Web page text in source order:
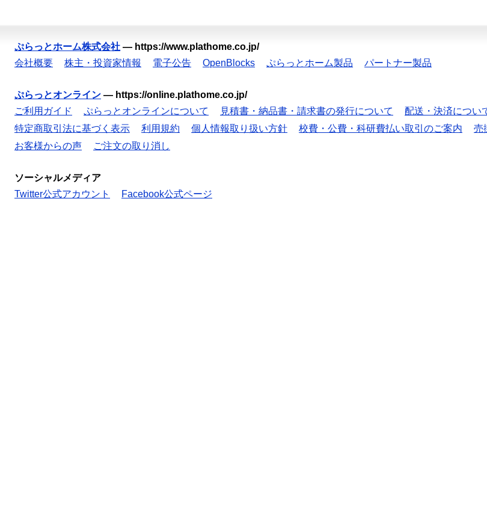
ぷらっとホーム株式会社 — https://www.plathome.co.jp/
会社概要
株主・投資家情報 電子公告 OpenBlocks ぷらっとホーム製品 パートナー製品
ぷらっとオンライン — https://online.plathome.co.jp/
ご利用ガイド
ぷらっとオンラインについて 見積書・納品書・請求書の発行について 配送・決済につい
特定商取引法に基づく表示
利用規約 個人情報取り扱い方針 校費・公費・科研費払い取引のご案内 売
お客様からの声
ご注文の取り消し
ソーシャルメディア
Twitter公式アカウント
Facebook公式ページ